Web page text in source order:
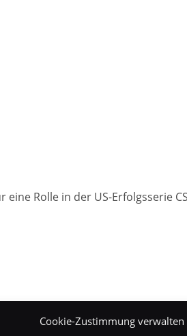
Cookie-Zustimmung verwalten
Rolle in der US-Erfolgsserie